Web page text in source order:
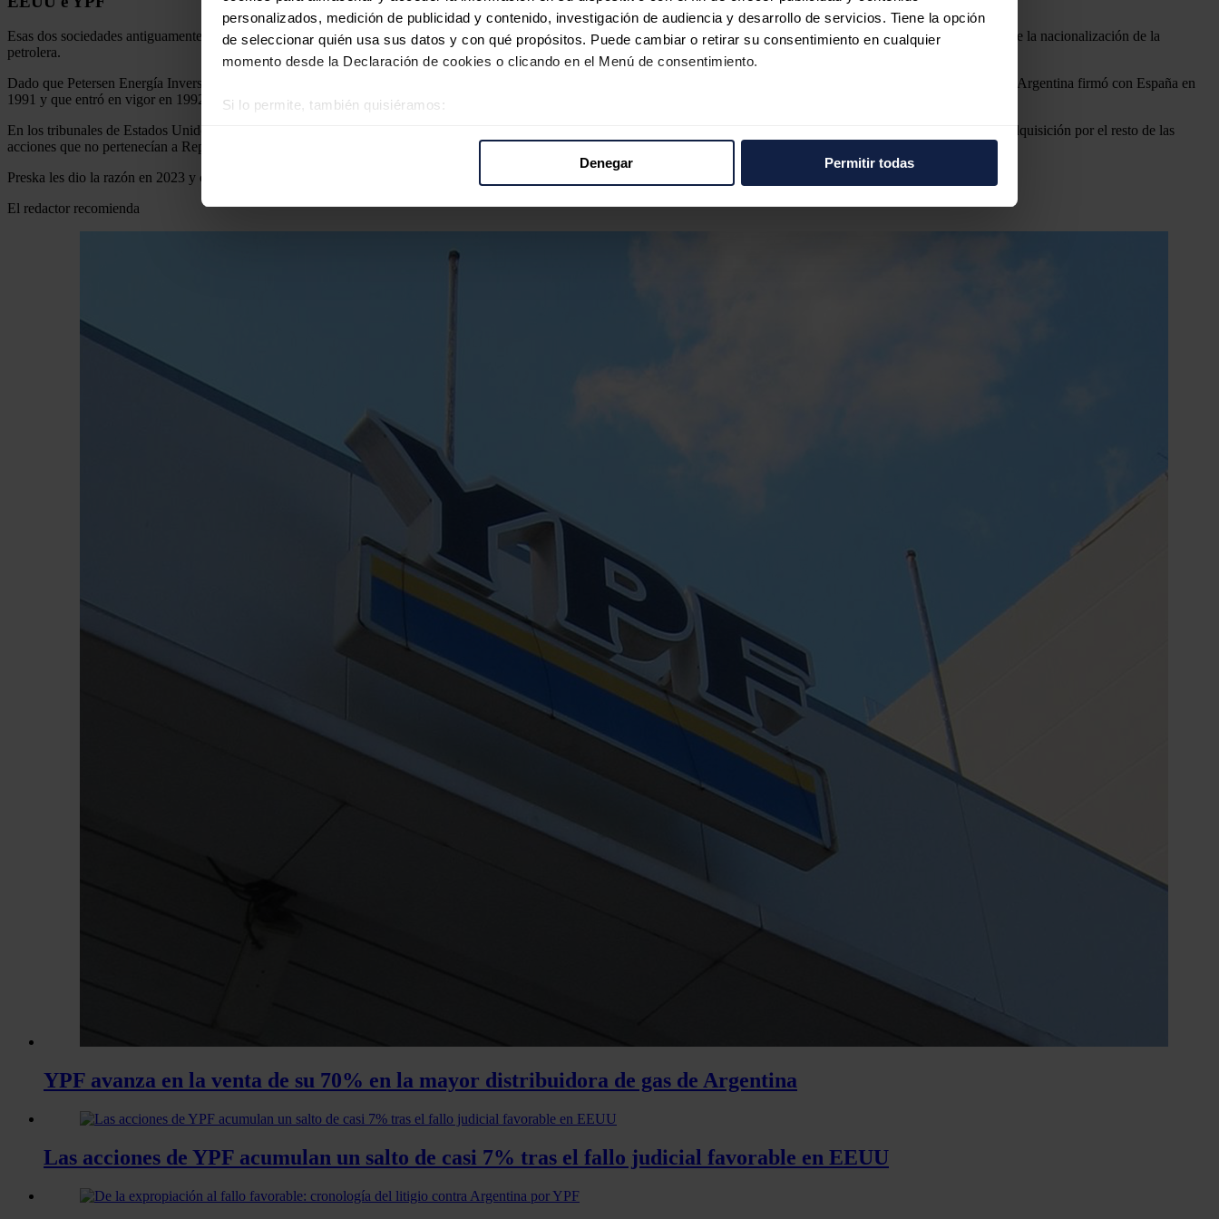
personalizados, medición de publicidad y contenido, investigación de audiencia y desarrollo de servicios. Tiene la opción
de seleccionar quién usa sus datos y con qué propósitos. Puede cambiar o retirar su consentimiento en cualquier
momento desde la Declaración de cookies o clicando en el Menú de consentimiento.
Si lo permite, también quisiéramos:
Denegar Permitir todas
Esas dos sociedades antiguamente habían pertenecido al grupo argentino Petersen -de la familia Eskenazi-, que tenía una participación accionarial del 25% en YPF al momento de la nacionalización de la
petrolera.
Dado que Petersen Energía Inversora y Petersen Energía eran sociedades constituidas en España, Burford puede acudir al Ciadi invocando el tratado bilateral de inversiones que Argentina firmó con España en
1991 y que entró en vigor en 1992.
En los tribunales de Estados Unidos, Burford Capital y Eton Park reclamaron millonarias compensaciones alegando que el Estado argentino debió lanzar una oferta pública de adquisición por el resto de las
acciones que no pertenecían a Repsol.
Preska les dio la razón en 2023 y condenó al Estado argentino, aunque rechazó la demanda que los querellantes también habían interpuesto contra la propia YPF.
El redactor recomienda
YPF avanza en la venta de su 70% en la mayor distribuidora de gas de Argentina
Las acciones de YPF acumulan un salto de casi 7% tras el fallo judicial favorable en EEUU